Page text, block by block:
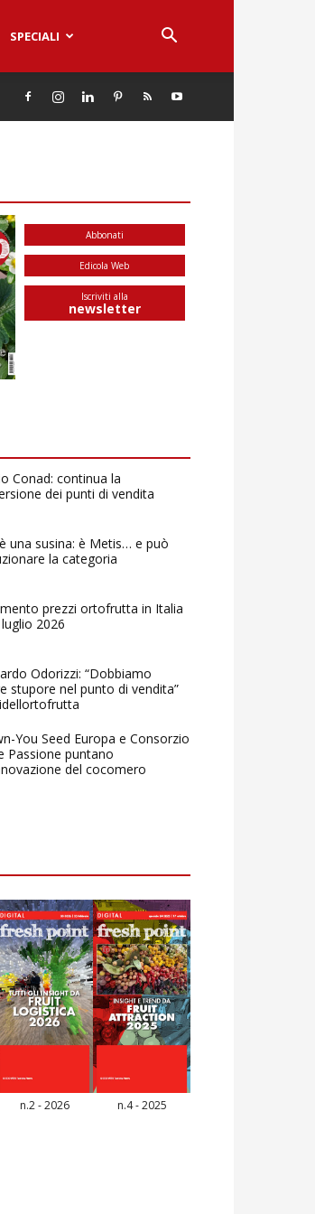
SPECIALI
Abbonati
Edicola Web
Iscriviti alla
newsletter
Conad: continua la
dei punti di vendita
una susina: è Metis… e può
la categoria
prezzi ortofrutta in Italia
luglio 2026
Odorizzi: “Dobbiamo
stupore nel punto di vendita”
You Seed Europa e Consorzio
Passione puntano
del cocomero
n.2 - 2026 n.4 - 2025